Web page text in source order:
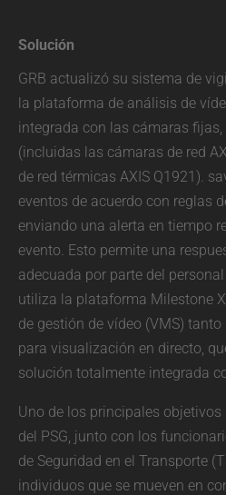
Solución
GRB actualizó su sistema de
la plataforma de análisis de
integrada con las cámaras
(incluidas las cámaras de red
de red térmicas AXIS Q1921).
eventos de acuerdo con reglas
enviando una alerta en tiempo
evento. Esto permite una
adecuada por parte del
utiliza la plataforma Milestone
de gestión de vídeo (VMS)
para visualización en directo,
solución totalmente integrada
Uno de los principales
del PSG, junto con los
de Seguridad en el Transporte
individuos que se mueven en